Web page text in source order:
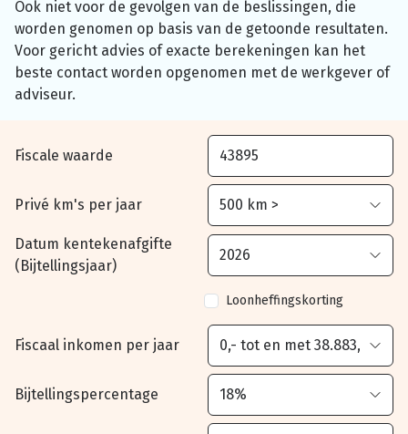
Ook niet voor de gevolgen van de beslissingen, die
worden genomen op basis van de getoonde resultaten.
Voor gericht advies of exacte berekeningen kan het
beste contact worden opgenomen met de werkgever of
adviseur.
Fiscale waarde
Privé km's per jaar
Datum kentekenafgifte
(Bijtellingsjaar)
Loonheffingskorting
Fiscaal inkomen per jaar
Bijtellingspercentage